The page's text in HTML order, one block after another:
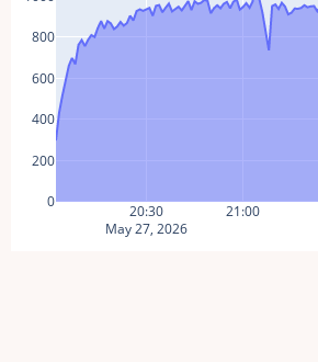
20:30
May 27, 2026
21:00
0
200
400
600
800